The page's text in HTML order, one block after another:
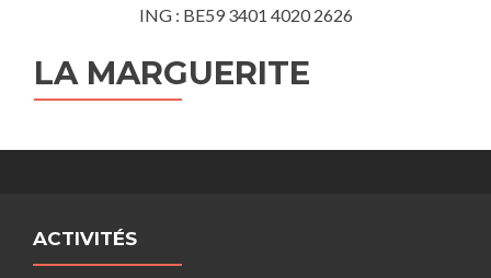
ING : BE59 3401 4020 2626
LA MARGUERITE
ACTIVITÉS